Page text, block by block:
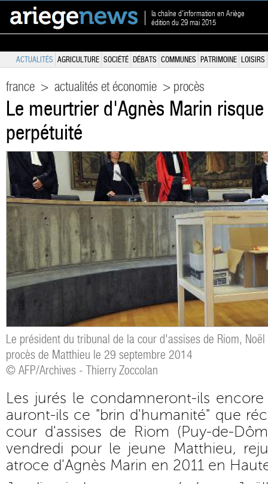
la chaîne d'information en Ariège
édition du 29 mai 2015
ACTUALITÉS AGRICULTURE SOCIÉTÉ DÉBATS COMMUNES PATRIMOINE LOISIRS
france > actualités et économie > procès
Le meurtrier d'Agnès Marin
perpétuité
Le président du tribunal de la cour d'assises de Riom,
procès de Matthieu le 29 septembre 2014
© AFP/Archives - Thierry Zoccolan
Les jurés le condamneront-ils
auront-ils ce "brin d'humanité" que
cour d'assises de Riom (Puy-de-
vendredi pour le jeune Matthieu,
atroce d'Agnès Marin en 2011 en